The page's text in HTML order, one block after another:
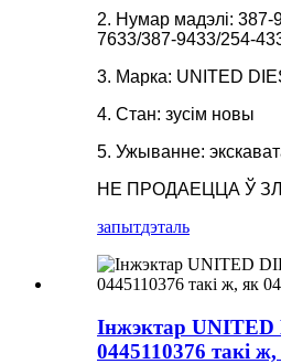
2. Нумар мадэлі: 387-
7633/387-9433/254-
3. Марка: UNITED
4. Стан: зусім новы
5. Ужыванне:
НЕ ПРОДАЕЦЦА Ў
запытдэталь
Інжэктар
0445110376 такі